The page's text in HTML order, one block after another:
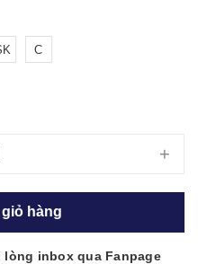
C
+
hàng
inbox qua Fanpage